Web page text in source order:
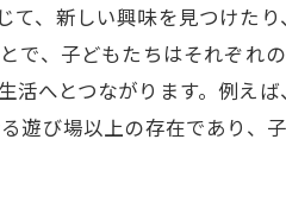
、新しい興味を見つけた
、子どもたちはそれぞれ
へとつながります。例え
遊び場以上の存在であり、